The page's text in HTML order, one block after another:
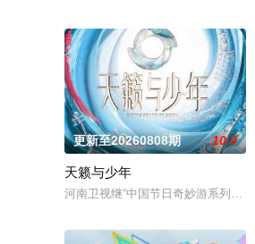
更新至20260808期 10.0
天籁与少年
河南卫视继“中国节日奇妙游系列”IP